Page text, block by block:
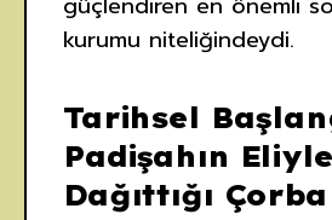
kurumu niteliğindeydi.
Tarihsel
Padişahın Eliyle
Dağıttığı Çorba